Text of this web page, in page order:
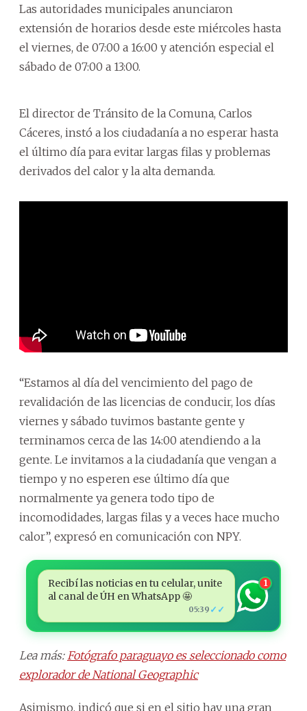
Las autoridades municipales anunciaron
extensión de horarios desde este miércoles hasta
el viernes, de 07:00 a 16:00 y atención especial el
sábado de 07:00 a 13:00.
El director de Tránsito de la Comuna, Carlos
Cáceres, instó a los ciudadanía a no esperar hasta
el último día para evitar largas filas y problemas
derivados del calor y la alta demanda.
“Estamos al día del vencimiento del pago de
revalidación de las licencias de conducir, los días
viernes y sábado tuvimos bastante gente y
terminamos cerca de las 14:00 atendiendo a la
gente. Le invitamos a la ciudadanía que vengan a
tiempo y no esperen ese último día que
normalmente ya genera todo tipo de
incomodidades, largas filas y a veces hace mucho
calor”, expresó en comunicación con NPY.
Recibí las noticias en tu celular, unite
al canal de ÚH en WhatsApp 🤩
05:39 ✓✓
1
Lea más:Fotógrafo paraguayo es seleccionado como
explorador de National Geographic
Asimismo, indicó que si en el sitio hay una gran